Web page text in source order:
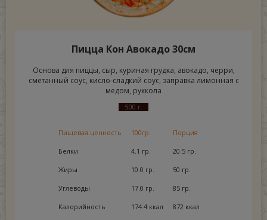
Пицца Кон Авокадо 30см
Основа для пиццы, сыр, куриная грудка, авокадо, черри,
сметанный соус, кисло-сладкий соус, заправка лимонная с
медом, руккола
500 г.
Пищевая ценность 100гр. Порция
Белки 4.1 гр. 20.5 гр.
Жиры 10.0 гр. 50 гр.
Углеводы 17.0 гр. 85 гр.
Калорийность 174.4 ккал 872 ккал